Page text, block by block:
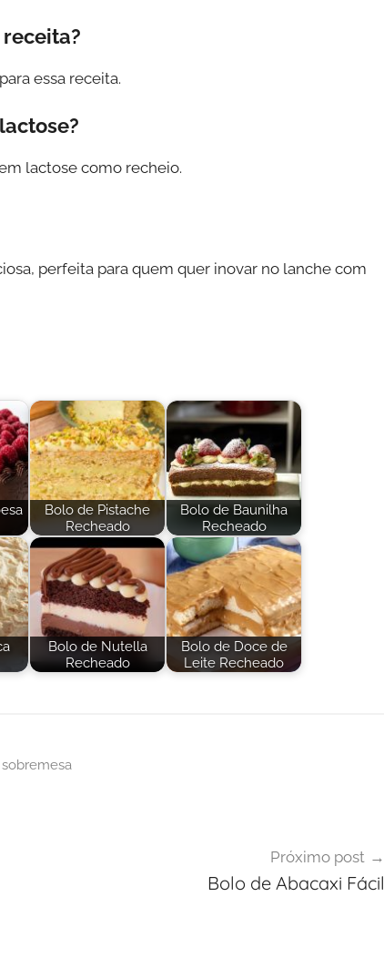
essa receita.
lactose como recheio.
perfeita para quem quer inovar no lanche com
Bolo de Pistache
Recheado
Bolo de Baunilha
Recheado
Bolo de Nutella
Recheado
Bolo de Doce de
Leite Recheado
sobremesa
Próximo post
Bolo de Abacaxi Fácil